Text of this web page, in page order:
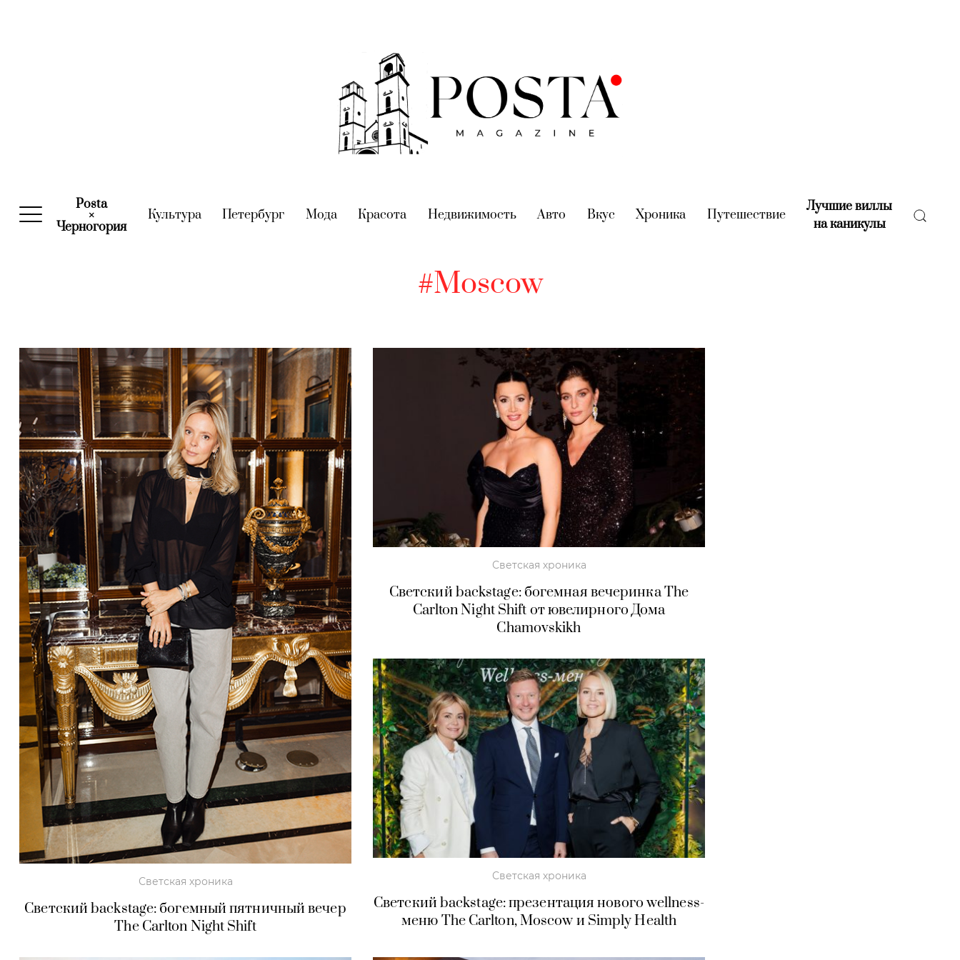
Posta
×
Черногория(current)
Культура(current)
Петербург (current)
Мода(current)
Красота (current)
Недвижимость(current)
Авто (current)
Вкус (current)
Хроника (current)
Путешествие(current)
Лучшие виллы
на каникулы(current)
#Moscow
Светская хроника
Светский backstage: богемный пятничный вечер
The Carlton Night Shift
Светская хроника
Светский backstage: богемная вечеринка The
Carlton Night Shift от ювелирного Дома
Chamovskikh
Светская хроника
Светский backstage: презентация нового wellness-
меню The Carlton, Moscow и Simply Health